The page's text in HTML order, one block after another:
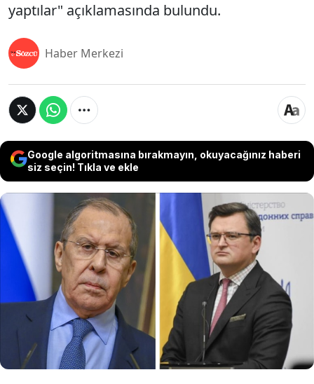
yaptılar" açıklamasında bulundu.
Haber Merkezi
Google algoritmasına bırakmayın, okuyacağınız haberi
siz seçin! Tıkla ve ekle
Ukrayna Dışişleri Bakanı Kuleba'nın
açıklamalarına tepki gösteren Rusya,
"Eğitimsiz, saldırgan insanları Amerikan
parasıyla Ukrayna'yı mahvetmek üzere
bakan yaptılar" açıklamasında bulundu.